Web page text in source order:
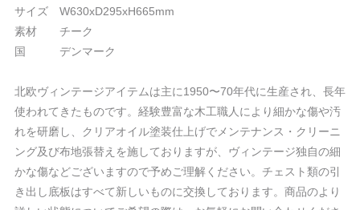
サイズ W630xD295xH665mm
素材 チーク
国 デンマーク
北欧ヴィンテージアイテムは主に1950〜70年代に生産され、長年
使われてきたものです。経験豊富な木工職人により細かな傷や汚
れを研磨し、クリアオイル塗装仕上げでメンテナンス・クリーニ
ング及び布地張替えを施しておりますが、ヴィンテージ独自の細
かな傷などございますので予めご理解ください。チェスト類の引
き出し底板はすべて新しいものに交換しております。商品のより